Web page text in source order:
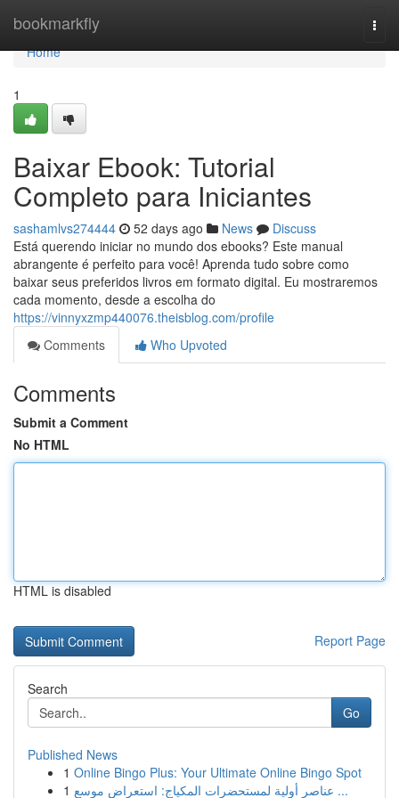
bookmarkfly
Home
Home
1
Baixar Ebook: Tutorial
Completo para Iniciantes
sashamlvs274444 52 days ago News
Discuss
Está querendo iniciar no mundo dos ebooks? Este manual
abrangente é perfeito para você! Aprenda tudo sobre como
baixar seus preferidos livros em formato digital. Eu mostraremos
cada momento, desde a escolha do
https://vinnyxzmp440076.theisblog.com/profile
Comments
Who Upvoted
Comments
Submit a Comment
No HTML
HTML is disabled
Report Page
Search
Go
Published News
1 Online Bingo Plus: Your Ultimate Online Bingo Spot
1
عناصر أولية لمستحضرات المكياج: استعراض موسع ...